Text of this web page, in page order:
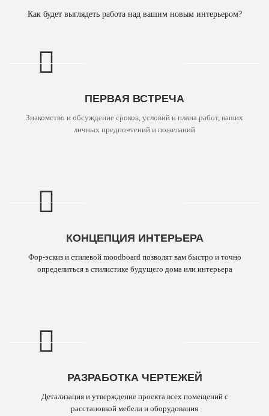
Как будет выглядеть работа над вашим новым интерьером?
ПЕРВАЯ ВСТРЕЧА
Знакомство и обсуждение сроков, условий и плана работ, ваших
личных предпочтений и пожеланий
КОНЦЕПЦИЯ ИНТЕРЬЕРА
Фор-эскиз и стилевой moodboard позволят вам быстро и точно
определиться в стилистике будущего дома или интерьера
РАЗРАБОТКА ЧЕРТЕЖЕЙ
Детализация и утверждение проекта всех помещений с
расстановкой мебели и оборудования